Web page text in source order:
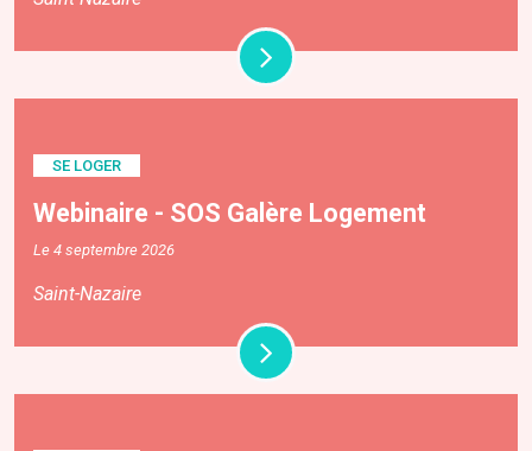
SE LOGER
Webinaire - SOS Galère Logement
Le 4 septembre 2026
Saint-Nazaire